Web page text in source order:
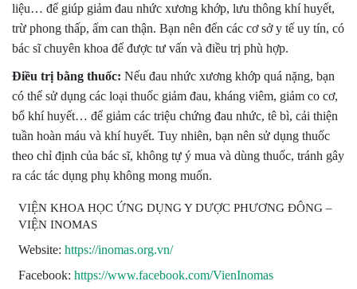
liệu… để giúp giảm đau nhức xương khớp, lưu thông khí huyết,
trừ phong thấp, ấm can thận. Bạn nên đến các cơ sở y tế uy tín, có
bác sĩ chuyên khoa để được tư vấn và điều trị phù hợp.
Điều trị bằng thuốc: Nếu đau nhức xương khớp quá nặng, bạn
có thể sử dụng các loại thuốc giảm đau, kháng viêm, giảm co cơ,
bổ khí huyết… để giảm các triệu chứng đau nhức, tê bì, cải thiện
tuần hoàn máu và khí huyết. Tuy nhiên, bạn nên sử dụng thuốc
theo chỉ định của bác sĩ, không tự ý mua và dùng thuốc, tránh gây
ra các tác dụng phụ không mong muốn.
VIỆN KHOA HỌC ỨNG DỤNG Y DƯỢC PHƯƠNG ĐÔNG –
VIỆN INOMAS
Website: https://inomas.org.vn/
Facebook: https://www.facebook.com/VienInomas